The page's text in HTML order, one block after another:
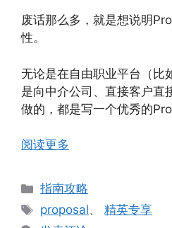
废话那么多，就是想说明
性。
无论是在自由职业平台（比
是向中介公司、直接客户直
做的，都是写一个优秀的
阅读更多
分
类
指南攻略
标
签
proposal、精英专享